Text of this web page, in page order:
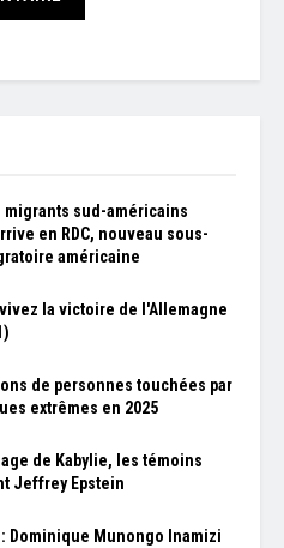
migrants sud-américains
en RDC, nouveau sous-
américaine
la victoire de l'Allemagne
de personnes touchées par
extrêmes en 2025
de Kabylie, les témoins
Jeffrey Epstein
Dominique Munongo Inamizi